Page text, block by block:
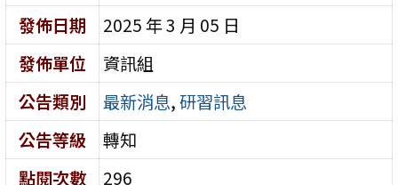
發佈日期
2025 年 3 月 05 日
發佈單位
資訊組
公告類別
最新消息,研習訊息
公告等級
轉知
點閱次數
296